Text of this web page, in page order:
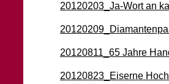
20120203_Ja-Wort an
20120811_65 Jahre
20120823_Eiserne